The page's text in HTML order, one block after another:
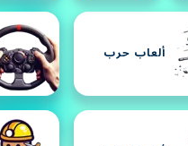
ألعاب حرب